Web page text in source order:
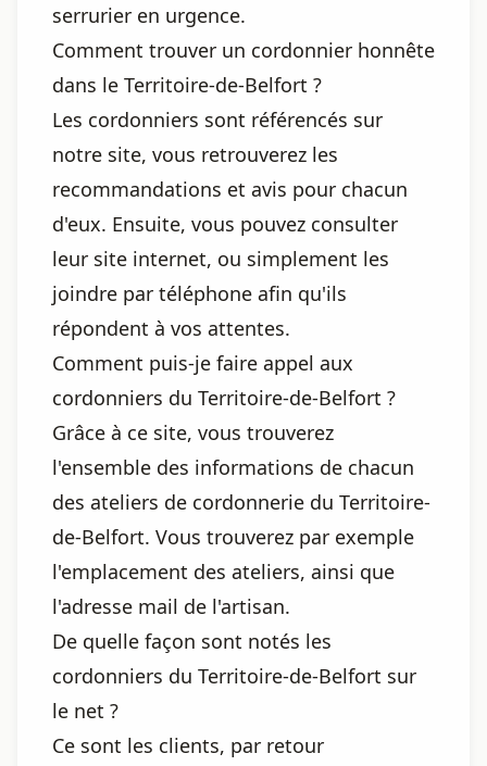
serrurier en urgence.
Comment trouver un cordonnier honnête
dans le Territoire-de-Belfort ?
Les cordonniers sont référencés sur
notre site, vous retrouverez les
recommandations et avis pour chacun
d'eux. Ensuite, vous pouvez consulter
leur site internet, ou simplement les
joindre par téléphone afin qu'ils
répondent à vos attentes.
Comment puis-je faire appel aux
cordonniers du Territoire-de-Belfort ?
Grâce à ce site, vous trouverez
l'ensemble des informations de chacun
des ateliers de cordonnerie du Territoire-
de-Belfort. Vous trouverez par exemple
l'emplacement des ateliers, ainsi que
l'adresse mail de l'artisan.
De quelle façon sont notés les
cordonniers du Territoire-de-Belfort sur
le net ?
Ce sont les clients, par retour